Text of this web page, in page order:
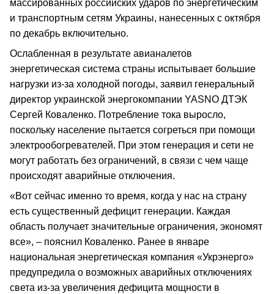
массированных российских ударов по энергетическим
и транспортным сетям Украины, нанесенных с октября
по декабрь включительно.
Ослабленная в результате авианалетов
энергетическая система страны испытывает большие
нагрузки из-за холодной погоды, заявил генеральный
директор украинской энергокомпании YASNO ДТЭК
Сергей Коваленко. Потребление тока выросло,
поскольку население пытается согреться при помощи
электрообогревателей. При этом генерация и сети не
могут работать без ограничений, в связи с чем чаще
происходят аварийные отключения.
«Вот сейчас именно то время, когда у нас на страну
есть существенный дефицит генерации. Каждая
область получает значительные ограничения, экономят
все», – пояснил Коваленко. Ранее в январе
национальная энергетическая компания «Укрэнерго»
предупредила о возможных аварийных отключениях
света из-за увеличения дефицита мощности в